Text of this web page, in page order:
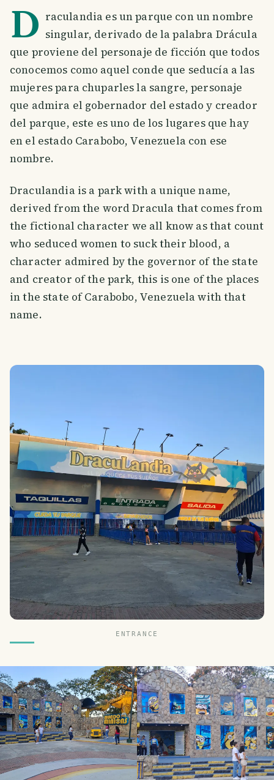
D raculandia es un parque con un nombre
singular, derivado de la palabra Drácula
que proviene del personaje de ficción que todos
conocemos como aquel conde que seducía a las
mujeres para chuparles la sangre, personaje
que admira el gobernador del estado y creador
del parque, este es uno de los lugares que hay
en el estado Carabobo, Venezuela con ese
nombre.
Draculandia is a park with a unique name,
derived from the word Dracula that comes from
the fictional character we all know as that count
who seduced women to suck their blood, a
character admired by the governor of the state
and creator of the park, this is one of the places
in the state of Carabobo, Venezuela with that
name.
ENTRANCE